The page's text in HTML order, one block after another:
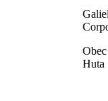
Huta